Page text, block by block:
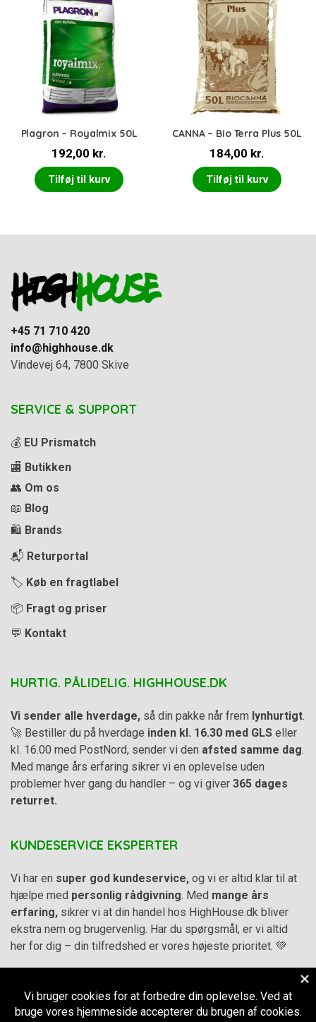
Plagron – Royalmix 50L
192,00 kr.
Tilføj til kurv
CANNA – Bio Terra Plus 50L
184,00 kr.
Tilføj til kurv
+45 71 710 420
info@highhouse.dk
Vindevej 64, 7800 Skive
SERVICE & SUPPORT
💰 EU Prismatch
🏬 Butikken
👥 Om os
📖 Blog
🛍️ Brands
📬 Returportal
🏷️ Køb en fragtlabel
📦 Fragt og priser
💬 Kontakt
HURTIG. PÅLIDELIG. HIGHHOUSE.DK
Vi sender alle hverdage, så din pakke når frem lynhurtigt
🚀 Bestiller du på hverdage inden kl. 16.30 med GLS eller
kl. 16.00 med PostNord, sender vi den afsted samme dag
Med mange års erfaring sikrer vi en oplevelse uden
problemer hver gang du handler – og vi giver 365 dages
returret.
KUNDESERVICE EKSPERTER
Vi har en super god kundeservice, og vi er altid klar til at
hjælpe med personlig rådgivning . Med mange års
erfaring, sikrer vi at din handel hos HighHouse.dk bliver
ekstra nem og brugervenlig. Har du spørgsmål, er vi altid
her for dig – din tilfredshed er vores højeste prioritet. 💚